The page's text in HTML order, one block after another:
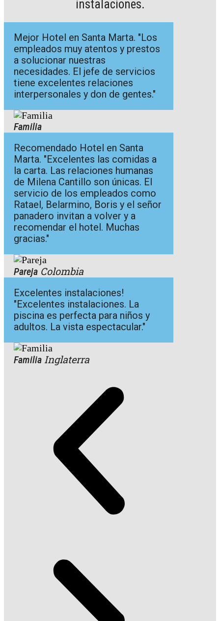
instalaciones.
Mejor Hotel en Santa Marta. "Los
empleados muy atentos y prestos
a solucionar nuestras
necesidades. El jefe de servicios
tiene excelentes relaciones
interpersonales y don de gentes."
Familia
Recomendado Hotel en Santa
Marta. "Excelentes las comidas a
la carta. Las relaciones humanas
de Milena Cantillo son únicas. El
servicio de los empleados como
Ratael, Belarmino, Boris y el señor
panadero invitan a volver y a
recomendar el hotel. Muchas
gracias."
Pareja Colombia
Excelentes instalaciones!
"Excelentes instalaciones. La
piscina es perfecta para niños y
adultos. La vista espectacular."
Familia Inglaterra